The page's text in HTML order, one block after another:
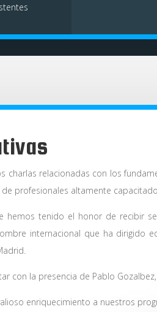
charlas relacionadas con los
profesionales altamente
hemos tenido el honor de recibir
internacional que ha dirigido
con la presencia de Pablo
enriquecimiento a nuestros